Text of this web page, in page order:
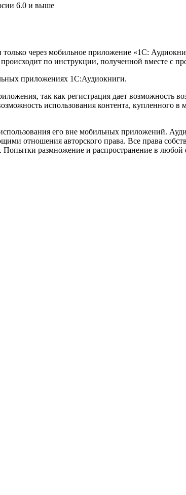
6.0 и выше
только через мобильное приложение «1С:
по инструкции, полученной вместе с
приложениях 1С:Аудиокниги.
так как регистрация дает
использования контента,
его вне мобильных приложений.
отношения авторского права. Все права
размножение и распространение в любой